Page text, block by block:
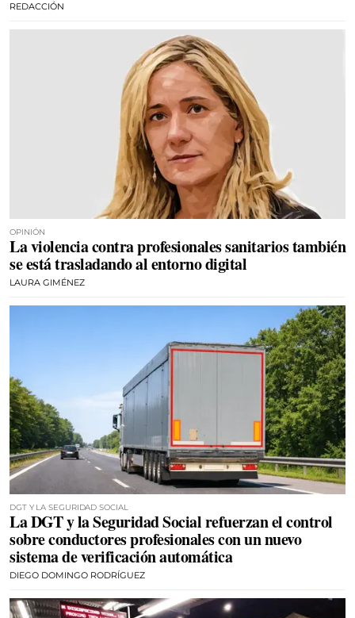
REDACCIÓN
OPINIÓN
La violencia contra profesionales sanitarios también
se está trasladando al entorno digital
LAURA GIMÉNEZ
DGT Y LA SEGURIDAD SOCIAL
La DGT y la Seguridad Social refuerzan el control
sobre conductores profesionales con un nuevo
sistema de verificación automática
DIEGO DOMINGO RODRÍGUEZ